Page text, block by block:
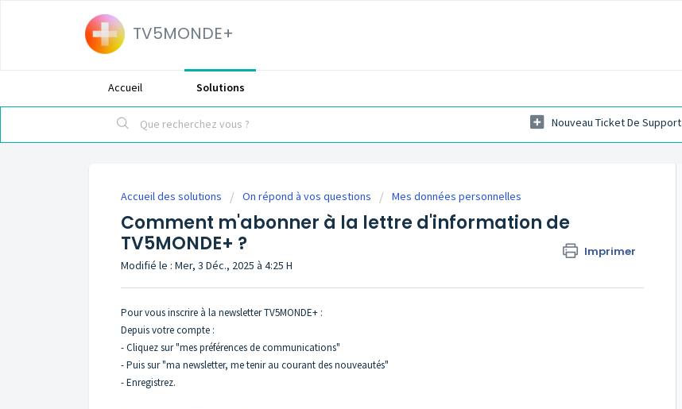
TV5MONDE+
Accueil Solutions
Nouveau Ticket De Support
Accueil des solutions On répond à vos questions Mes données personnelles
Comment m'abonner à la lettre d'information de
TV5MONDE+ ?
Imprimer
Modifié le : Mer, 3 Déc., 2025 à 4:25 H
Pour vous inscrire à la newsletter TV5MONDE+ :
Depuis votre compte :
- Cliquez sur "mes préférences de communications"
- Puis sur "ma newsletter, me tenir au courant des nouveautés"
- Enregistrez.